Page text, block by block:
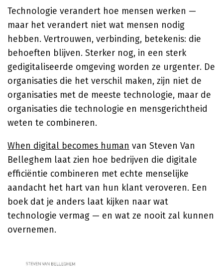
Technologie verandert hoe mensen werken —
maar het verandert niet wat mensen nodig
hebben. Vertrouwen, verbinding, betekenis: die
behoeften blijven. Sterker nog, in een sterk
gedigitaliseerde omgeving worden ze urgenter. De
organisaties die het verschil maken, zijn niet de
organisaties met de meeste technologie, maar de
organisaties die technologie en mensgerichtheid
weten te combineren.
When digital becomes human van Steven Van
Belleghem laat zien hoe bedrijven die digitale
efficiëntie combineren met echte menselijke
aandacht het hart van hun klant veroveren. Een
boek dat je anders laat kijken naar wat
technologie vermag — en wat ze nooit zal kunnen
overnemen.